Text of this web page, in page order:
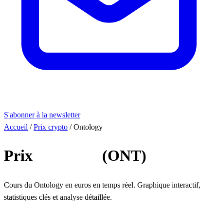
S'abonner à la newsletter
Accueil / Prix crypto / Ontology
Prix (ONT)
Cours du Ontology en euros en temps réel. Graphique interactif,
statistiques clés et analyse détaillée.